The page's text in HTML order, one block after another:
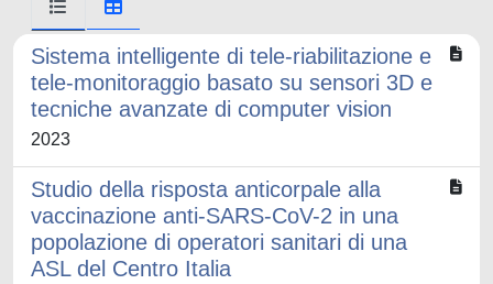
Sistema intelligente di tele-riabilitazione e
tele-monitoraggio basato su sensori 3D e
tecniche avanzate di computer vision
2023
Studio della risposta anticorpale alla
vaccinazione anti-SARS-CoV-2 in una
popolazione di operatori sanitari di una
ASL del Centro Italia